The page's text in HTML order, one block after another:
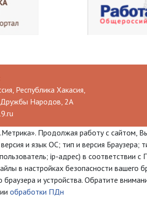
Республика Хакасия,
Народов, 2А
Продолжая работу с сайтом,
и язык ОС; тип и версия Браузера;
ip-адрес) в соответствии
в настройках безопасности вашего
и устройства. Обратите
обработки ПДн